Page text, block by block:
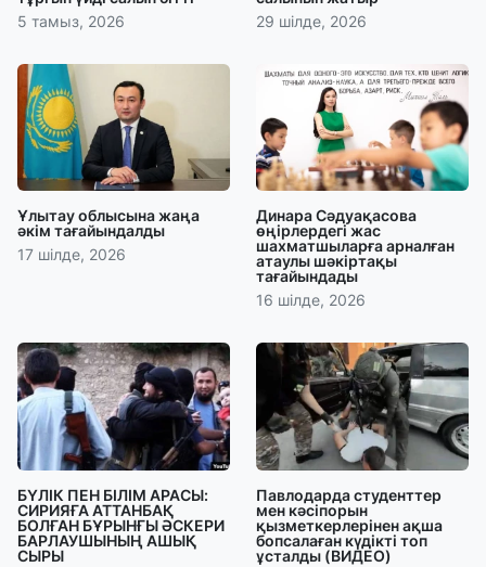
5 тамыз, 2026
29 шілде, 2026
Ұлытау облысына жаңа
әкім тағайындалды
17 шілде, 2026
Динара Сәдуақасова
өңірлердегі жас
шахматшыларға арналған
атаулы шәкіртақы
тағайындады
16 шілде, 2026
БҮЛІК ПЕН БІЛІМ АРАСЫ:
СИРИЯҒА АТТАНБАҚ
БОЛҒАН БҰРЫНҒЫ ӘСКЕРИ
БАРЛАУШЫНЫҢ АШЫҚ
СЫРЫ
Павлодарда студенттер
мен кәсіпорын
қызметкерлерінен ақша
бопсалаған күдікті топ
ұсталды (ВИДЕО)